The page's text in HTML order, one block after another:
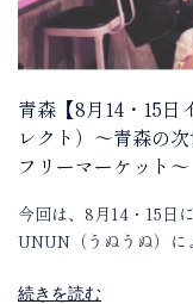
青森【8月14・15日
レクト）～青森の
フリーマーケット～
今回は、8月14・15日
UNUN（うぬうぬ）
続きを読む